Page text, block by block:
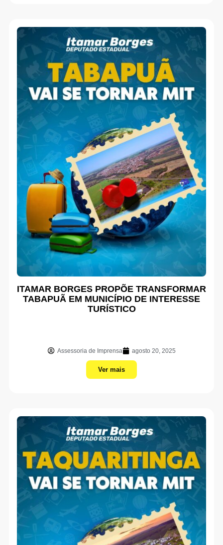
ITAMAR BORGES PROPÕE TRANSFORMAR
TABAPUÃ EM MUNICÍPIO DE INTERESSE
TURÍSTICO
Assessoria de Imprensa agosto 20, 2025
Ver mais